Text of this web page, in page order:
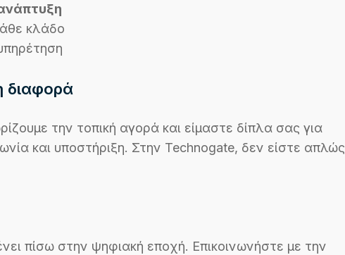
κλάδο
διαφορά
την τοπική αγορά και είμαστε δίπλα σας για
και υποστήριξη. Στην Technogate, δεν είστε απλώς
πίσω στην ψηφιακή εποχή. Επικοινωνήστε με την